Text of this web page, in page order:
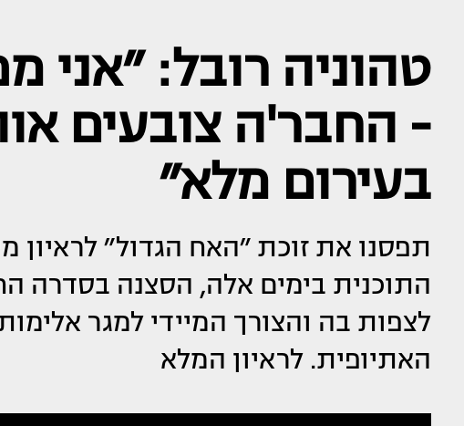
טהוניה רובל: ״אני
- החבר'ה צובעים
בעירום מלא״
תפסנו את זוכת ״האח הגדול״ לראיון
התוכנית בימים אלה, הסצנה
לצפות בה והצורך המיידי למגר
האתיופית. לראיון המלא